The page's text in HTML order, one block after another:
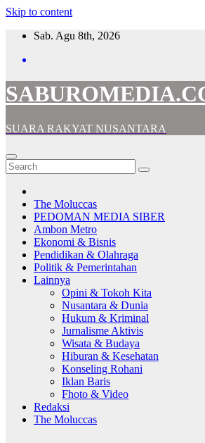
Skip to content
Sab. Agu 8th, 2026
SUARA RAKYAT NUSANTARA
The Moluccas
PEDOMAN MEDIA SIBER
Ambon Metro
Ekonomi & Bisnis
Pendidikan & Olahraga
Politik & Pemerintahan
Lainnya
Opini & Tokoh Kita
Nusantara & Dunia
Hukum & Kriminal
Jurnalisme Aktivis
Wisata & Budaya
Hiburan & Kesehatan
Konseling Rohani
Iklan Baris
Fhoto & Video
Redaksi
The Moluccas